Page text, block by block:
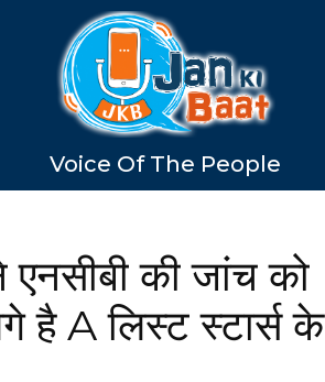
Voice Of The People
की जांच को
है A लिस्ट स्टार्स के